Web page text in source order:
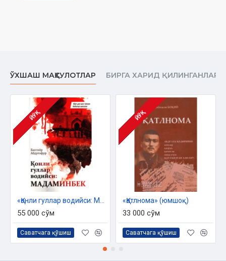
ЎХШАШ МАҲСУЛОТЛАР БИРГА ХАРИД ҚИЛИНГАНЛАР
ЙЎҚ
55 000 сўм
Саватчага қўшиш
ЙЎҚ
«Қатлнома» (юмшоқ)
33 000 сўм
Саватчага қўшиш